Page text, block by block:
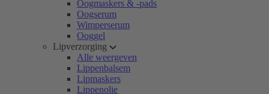
Oogmaskers & -pads
Oogserum
Wimperserum
Ooggel
Lipverzorging
Alle weergeven
Lippenbalsem
Lipmaskers
Lippenolie